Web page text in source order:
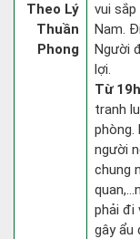
Theo Lý
Thuần
Phong
vui
Nam.
Người
lợi.
Từ
tranh
phòng.
người
chung
phải đi
gây ẩu